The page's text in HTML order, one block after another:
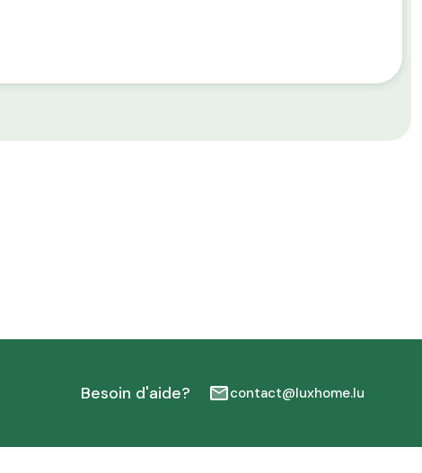
Besoin d'aide? contact@luxhome.lu